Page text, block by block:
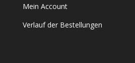
Mein Account
Verlauf der Bestellungen